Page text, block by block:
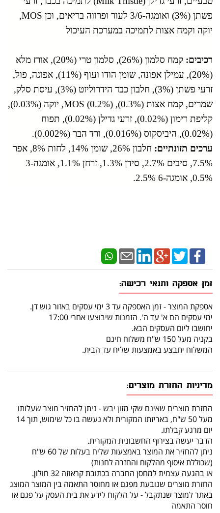
פשתן (3%) ואומגה-3/6 לעור ופרווה בריאים, וכן MOS,
יוקה וקמח אצות לתמיכה במערכת העיכול
רכיבים:
קמח סלמון (26%), סלמון טרי (20%), אורז מלא
(20%), עמילן אפונה, שומן הודו ועוף (11%), אפונה, פול,
זרעי פשתן (3%), חלבון כבד הידרוליזט (3%), עיסת סלק,
שמרים, קמח אצות (0.3%), MOS (0.2%), יוקה (0.03%),
קליפת רימון (0.02%), זרעי גדילן (0.02%), תפוח
(0.02%), היביסקוס (0.016%), ורד הבר (0.002%).
ערכים תזונתיים:
חלבון 26%, שומן 14%, לחות 8%, אפר
7.5%, סיבים 2.7%, סידן 1.3%, זרחן 1.1%, אומגה-3
0.5%, אומגה-6 2.5%.
זמן אספקה ותנאי רכישה:
אספקת המוצר - זמן האספקה עד 3 ימי עסקים באזור גוש דן.
ימי עסקים הם א' עד ה'. הזמנות שיבוצעו אחרי 17:00
יחושבו ליום העסקים הבא.
בקניה מעל 150 ש"ח משלוח חינם
המשלוח יתבצע באמצעות שליח עד הבית.
מדיניות החזרת מוצרים:
החזרת מוצרים שאינם שקי מזון יבש - ניתן להחזיר מוצר שעלותו
מעל 50 ש"ח, באריזתו המקורית ולא נעשה בו כל שימוש, תוך 14
יום מרגע קבלתו.
הדבר יעשה בצירוף החשבונית המקורית.
ניתן להחזיר את המוצר באמצעות שליח בעלות של 60 ש"ח
(שכוללת איסוף מהלקוח והחזרה לחנות)
או בהגעה עצמית למחסן החברה בכתובת קראוזה 32 חולון.
החזרת מוצרים שנובעת מפגם או מחוסר התאמה בין המוצר המוצג
באתר למוצר שנתקבל - על הלקוח לידע את בית העסק על פגם או
חוסר התאמה